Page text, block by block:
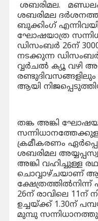
ശബരിമല.
ശബരിമല
ബുക്കിംഗ്
ഘോഷയാത്ര
ഡിസംബർ 26ന്
നടക്കുന്ന ഡിസംബർ
വ്വർചൽ ക്യൂ വഴി
രണ്ടുദിവസങ്ങളിലും
ആയി
തങ്ക അങ്കി
ക്രമീകരണം
ശബരിമല
അങ്കി വഹിച്ചുള്ള
ചൊവ്വാഴ്ചയാണ്
ക്ഷേത്രത്തിൽനിന്ന്
26ന് രാവിലെ 11ന്
ഉച്ചയ്ക്ക് 1.30ന്
മുമ്പു